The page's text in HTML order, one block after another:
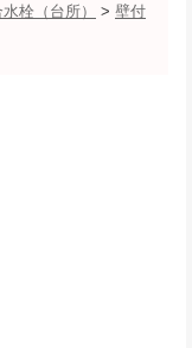
栓（台所） > 壁付